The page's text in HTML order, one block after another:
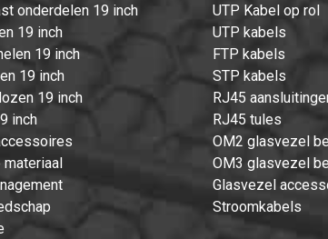
onderdelen 19 inch
19 inch
19 inch
19 inch
19 inch
inch
UTP Kabel op rol
UTP kabels
FTP kabels
STP kabels
RJ45
RJ45 tules
OM2 glasvezel
OM3 glasvezel
Glasvezel
Stroomkabels